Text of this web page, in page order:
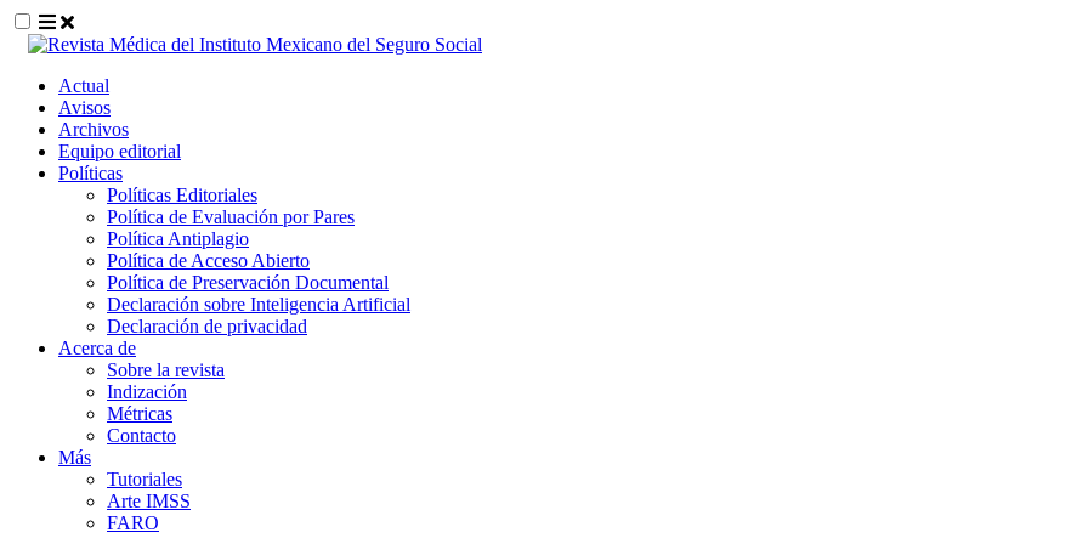
##plugins.themes.themeEleven.accessible_menu.label##
##plugins.themes.themeEleven.accessible_menu.main_navigation##
##plugins.themes.themeEleven.accessible_menu.main_content##
##plugins.themes.themeEleven.accessible_menu.sidebar##
Actual
Avisos
Archivos
Equipo editorial
Políticas
Políticas Editoriales
Política de Evaluación por Pares
Política Antiplagio
Política de Acceso Abierto
Política de Preservación Documental
Declaración sobre Inteligencia Artificial
Declaración de privacidad
Acerca de
Sobre la revista
Indización
Métricas
Contacto
Más
Tutoriales
Arte IMSS
FARO